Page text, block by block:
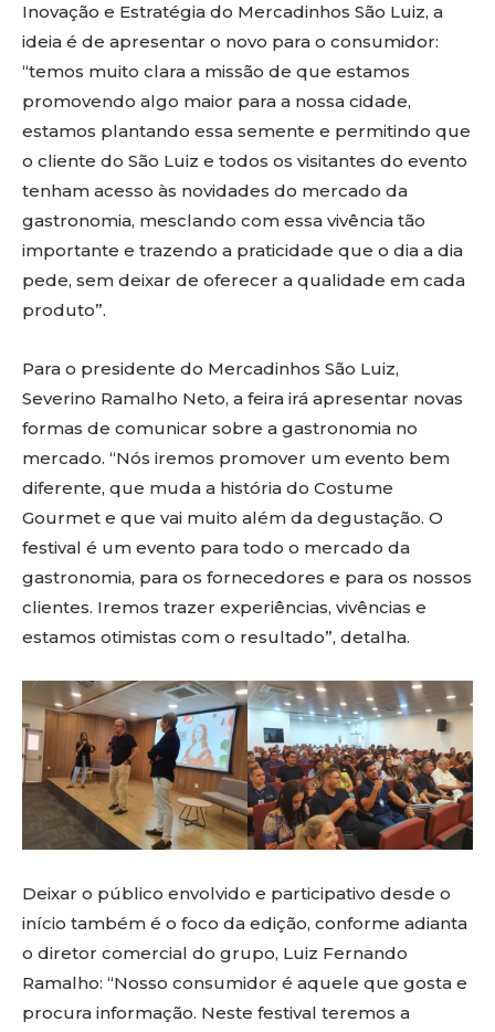
Inovação e Estratégia do Mercadinhos São Luiz, a
ideia é de apresentar o novo para o consumidor:
“temos muito clara a missão de que estamos
promovendo algo maior para a nossa cidade,
estamos plantando essa semente e permitindo que
o cliente do São Luiz e todos os visitantes do evento
tenham acesso às novidades do mercado da
gastronomia, mesclando com essa vivência tão
importante e trazendo a praticidade que o dia a dia
pede, sem deixar de oferecer a qualidade em cada
produto”.
Para o presidente do Mercadinhos São Luiz,
Severino Ramalho Neto, a feira irá apresentar novas
formas de comunicar sobre a gastronomia no
mercado. “Nós iremos promover um evento bem
diferente, que muda a história do Costume
Gourmet e que vai muito além da degustação. O
festival é um evento para todo o mercado da
gastronomia, para os fornecedores e para os nossos
clientes. Iremos trazer experiências, vivências e
estamos otimistas com o resultado”, detalha.
Deixar o público envolvido e participativo desde o
início também é o foco da edição, conforme adianta
o diretor comercial do grupo, Luiz Fernando
Ramalho: “Nosso consumidor é aquele que gosta e
procura informação. Neste festival teremos a